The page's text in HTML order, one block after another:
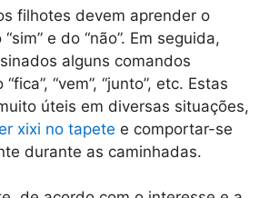
filhotes devem aprender o
e do “não”. Em seguida,
alguns comandos
“vem”, “junto”, etc. Estas
úteis em diversas situações,
xixi no tapete e comportar-se
durante as caminhadas.